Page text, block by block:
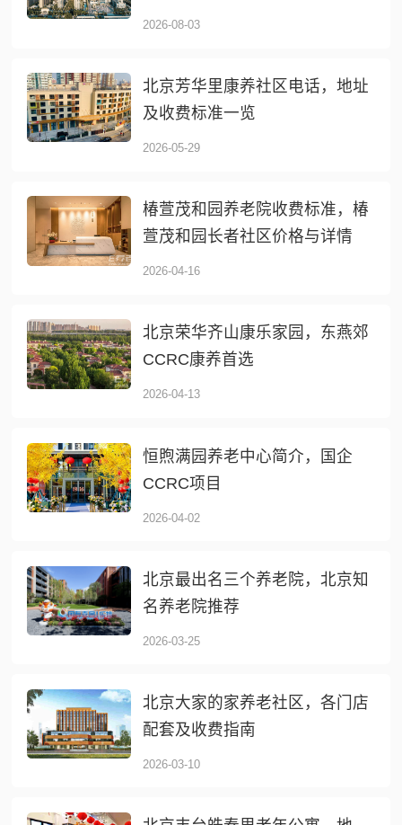
介绍
2026-08-03
北京芳华里康养社区电话，地址
及收费标准一览
2026-05-29
椿萱茂和园养老院收费标准，椿
萱茂和园长者社区价格与详情
2026-04-16
北京荣华齐山康乐家园，东燕郊
CCRC康养首选
2026-04-13
恒煦满园养老中心简介，国企
CCRC项目
2026-04-02
北京最出名三个养老院，北京知
名养老院推荐
2026-03-25
北京大家的家养老社区，各门店
配套及收费指南
2026-03-10